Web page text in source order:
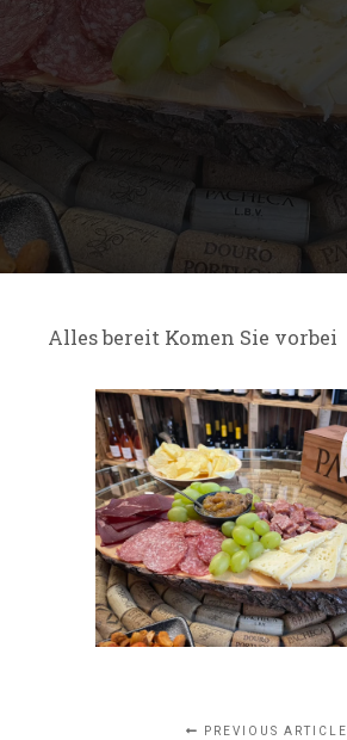
Alles bereit Komen Sie vorbei
PREVIOUS ARTICLE